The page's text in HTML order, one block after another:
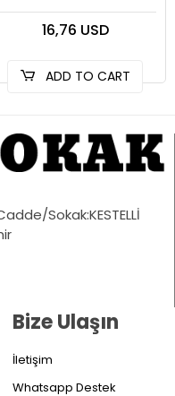
16,76 USD
ADD TO CART
Sokak:KESTELLİ
Bize Ulaşın
İletişim
Whatsapp Destek